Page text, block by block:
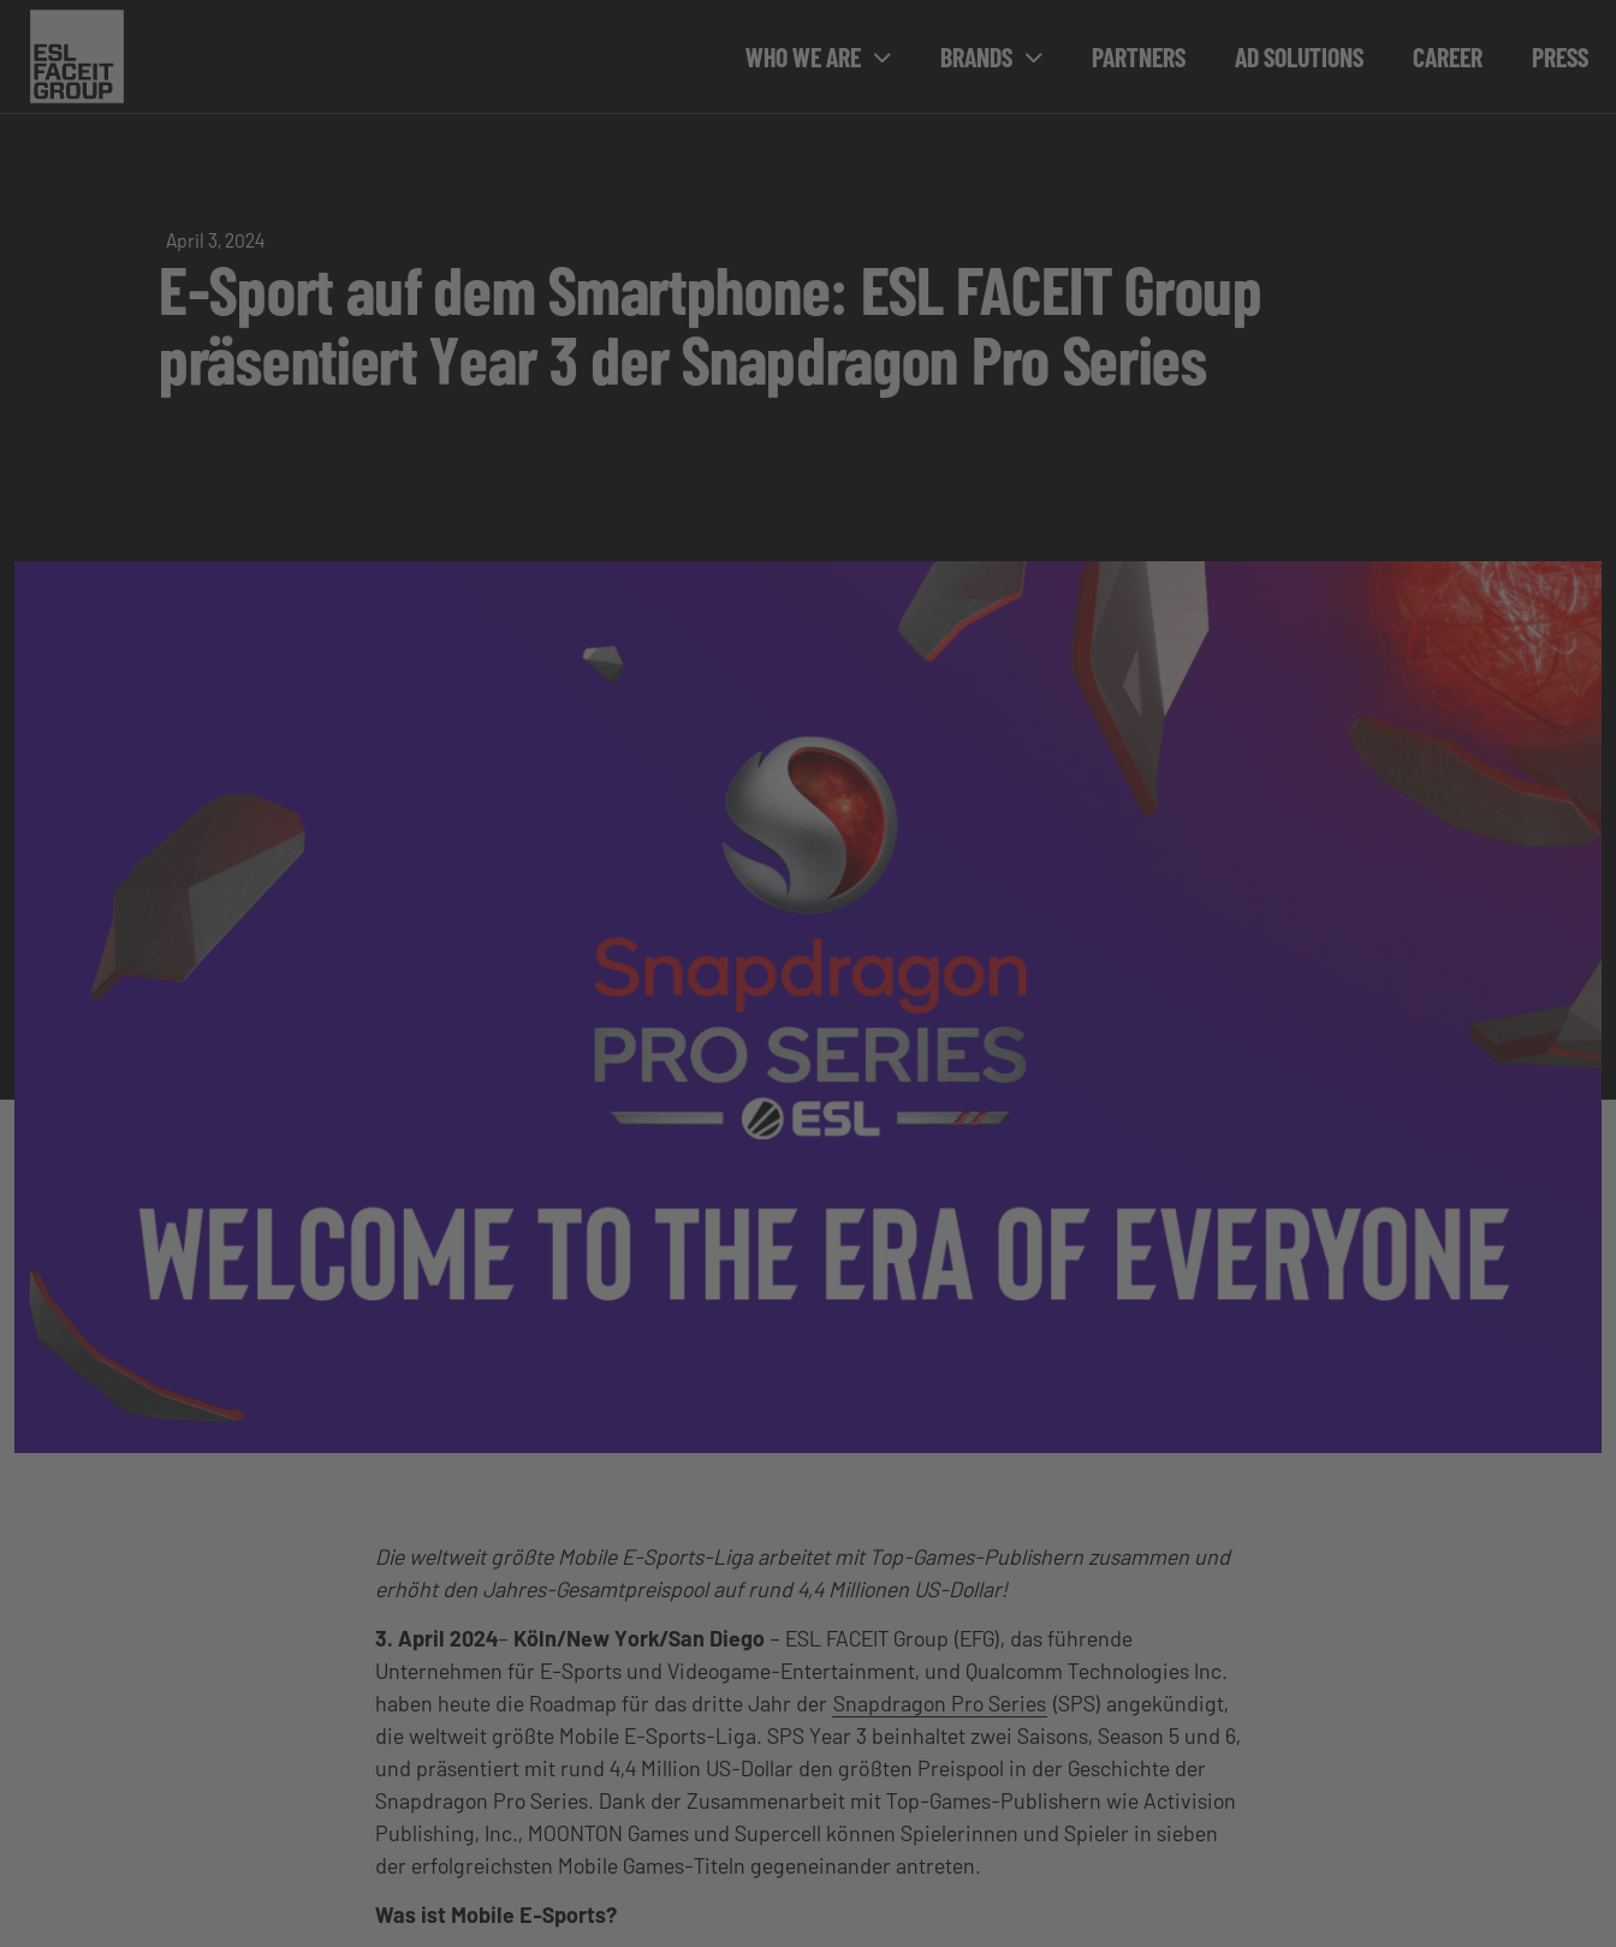
WHO WE ARE BRANDS PARTNERS AD SOLUTIONS CAREER PRESS
April 3, 2024
E-Sport auf dem Smartphone: ESL FACEIT Group
präsentiert Year 3 der Snapdragon Pro Series
Die weltweit größte Mobile E-Sports-Liga arbeitet mit Top-Games-Publishern zusammen und
erhöht den Jahres-Gesamtpreispool auf rund 4,4 Millionen US-Dollar!
3. April 2024– Köln/New York/San Diego – ESL FACEIT Group (EFG), das führende
Unternehmen für E-Sports und Videogame-Entertainment, und Qualcomm Technologies Inc.
haben heute die Roadmap für das dritte Jahr der Snapdragon Pro Series (SPS) angekündigt,
die weltweit größte Mobile E-Sports-Liga. SPS Year 3 beinhaltet zwei Saisons, Season 5 und 6,
und präsentiert mit rund 4,4 Million US-Dollar den größten Preispool in der Geschichte der
Snapdragon Pro Series. Dank der Zusammenarbeit mit Top-Games-Publishern wie Activision
Publishing, Inc., MOONTON Games und Supercell können Spielerinnen und Spieler in sieben
der erfolgreichsten Mobile Games-Titeln gegeneinander antreten.
Was ist Mobile E-Sports?